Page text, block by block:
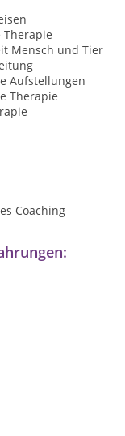
Therapie
Mensch und Tier
Aufstellungen
Therapie
Coaching